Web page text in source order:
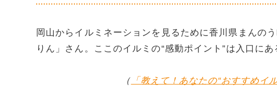
岡山からイルミネーションを見るために香川県まんの
りん」さん。ここのイルミの“感動ポイント”は入口にあ
（ 「教えて！あなたの“おすすめイル